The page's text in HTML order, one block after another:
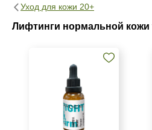
Уход для кожи 20+
Лифтинги нормальной кожи
SR Cosmetics